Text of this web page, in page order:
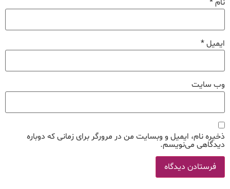
نام*
ایمیل*
وب‌ سایت
ذخیره نام، ایمیل و وبسایت من در مرورگر برای زمانی که دوباره
دیدگاهی می‌نویسم.